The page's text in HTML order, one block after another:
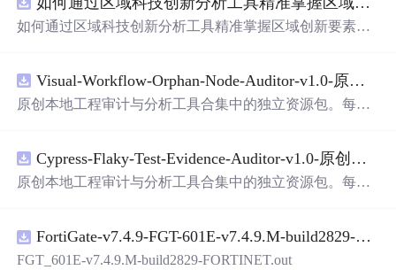
带有直观的图形用户界面（GUI），非常容易使用。你只
需要将手写数字输入系统，它将立即给出准确的识别结
是 一个非常方便和实用的工具，你一定会喜欢它的！
如何通过区域科技创新分析工具精准掌握区域创新要素分
Visual-Workflow-Orphan-Node-Auditor-v1.0-原创源码与文档.zip
原创本地工程审计与分析工具合集中的独立资源包。每个
README、运行说明、功能清单、MIT License及原创与授
权声明。解压后进入project目录，执行npm test验证算法，
目源码、Logo、官方截图、论文、生产日志或其他受限素
材。适合前端开发、AI应用工程、测试审计和课程实践。
Cypress-Flaky-Test-Evidence-Auditor-v1.0-原创源码与文档.zip
原创本地工程审计与分析工具合集中的独立资源包。每个
README、运行说明、功能清单、MIT License及原创与授
权声明。解压后进入project目录，执行npm test验证算法，
FortiGate-v7.4.9-FGT-601E-v7.4.9.M-build2829-FORTINET.out
FGT_601E-v7.4.9.M-build2829-FORTINET.out